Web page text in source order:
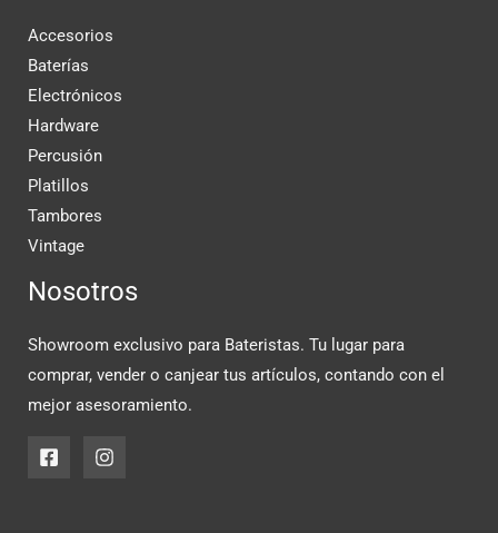
Accesorios
Baterías
Electrónicos
Hardware
Percusión
Platillos
Tambores
Vintage
Nosotros
Showroom exclusivo para Bateristas. Tu lugar para
comprar, vender o canjear tus artículos, contando con el
mejor asesoramiento.